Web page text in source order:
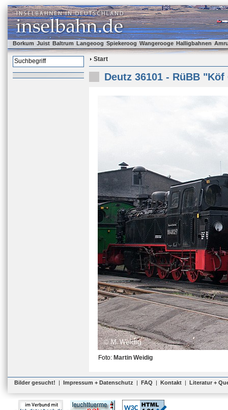
Borkum Juist Baltrum Langeoog Spiekeroog Wangerooge Halligbahnen
Start
Deutz 36101 - RüBB "Köf
Foto: Martin Weidig
Bilder gesucht! | Impressum + Datenschutz | FAQ | Kontakt | Literatur +